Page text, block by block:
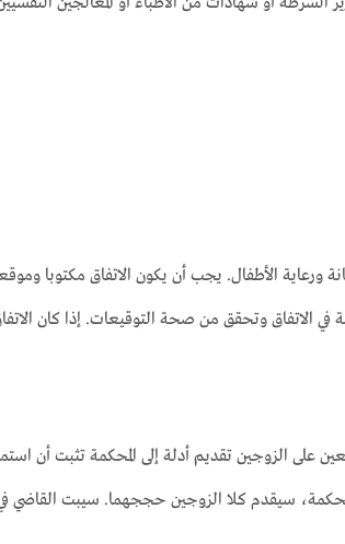
ورعاية الأطفال. يجب أن يكون الاتفاق مكتوبا
في الاتفاق وتحقق من صحة التوقيعات. إذا كان
الزوجين تقديم أدلة إلى المحكمة تثبت أن
سيقدم كلا الزوجين حججهما. سيبت القاضي في